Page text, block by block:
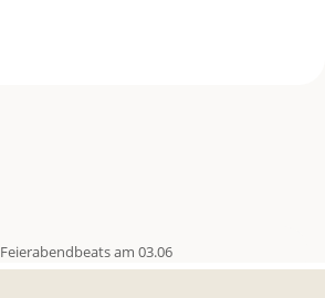
Feierabendbeats am 03.06